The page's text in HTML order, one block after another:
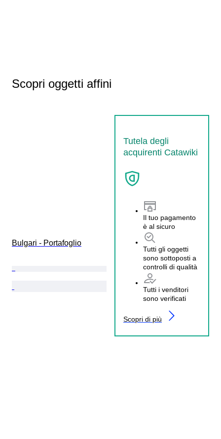
Scopri oggetti affini
Tutela degli
acquirenti Catawiki
Il tuo pagamento
è al sicuro
Tutti gli oggetti
sono sottoposti a
controlli di qualità
Tutti i venditori
sono verificati
Scopri di più
Bulgari - Portafoglio